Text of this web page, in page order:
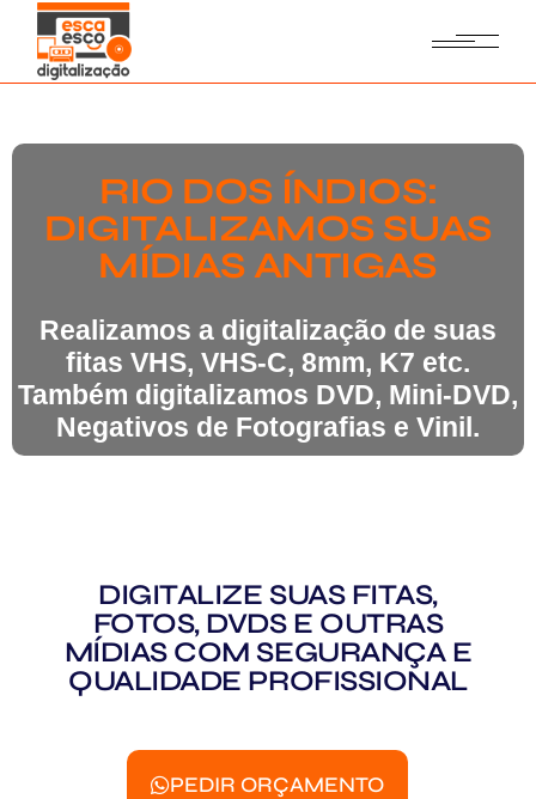
RIO DOS ÍNDIOS:
DIGITALIZAMOS SUAS
MÍDIAS ANTIGAS
Realizamos a digitalização de suas
fitas VHS, VHS-C, 8mm, K7 etc.
Também digitalizamos DVD, Mini-DVD,
Negativos de Fotografias e Vinil.
DIGITALIZE SUAS FITAS,
FOTOS, DVDS E OUTRAS
MÍDIAS COM SEGURANÇA E
QUALIDADE PROFISSIONAL
PEDIR ORÇAMENTO